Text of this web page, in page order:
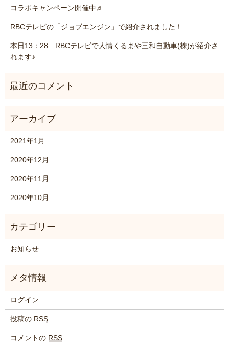
コラボキャンペーン開催中♬
RBCテレビの「ジョブエンジン」で紹介されました！
本日13：28 RBCテレビで人情くるまや三和自動車(株)が紹介さ
れます♪
2021年1月
2020年12月
2020年11月
2020年10月
お知らせ
ログイン
投稿の RSS
コメントの RSS